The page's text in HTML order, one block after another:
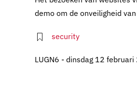
demo om de onveiligheid
security
LUGN6 - dinsdag 12 februari